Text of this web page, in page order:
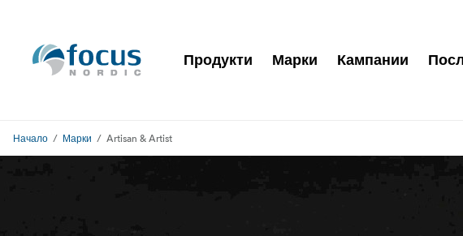
Продукти Марки Кампании
Начало Марки Artisan & Artist